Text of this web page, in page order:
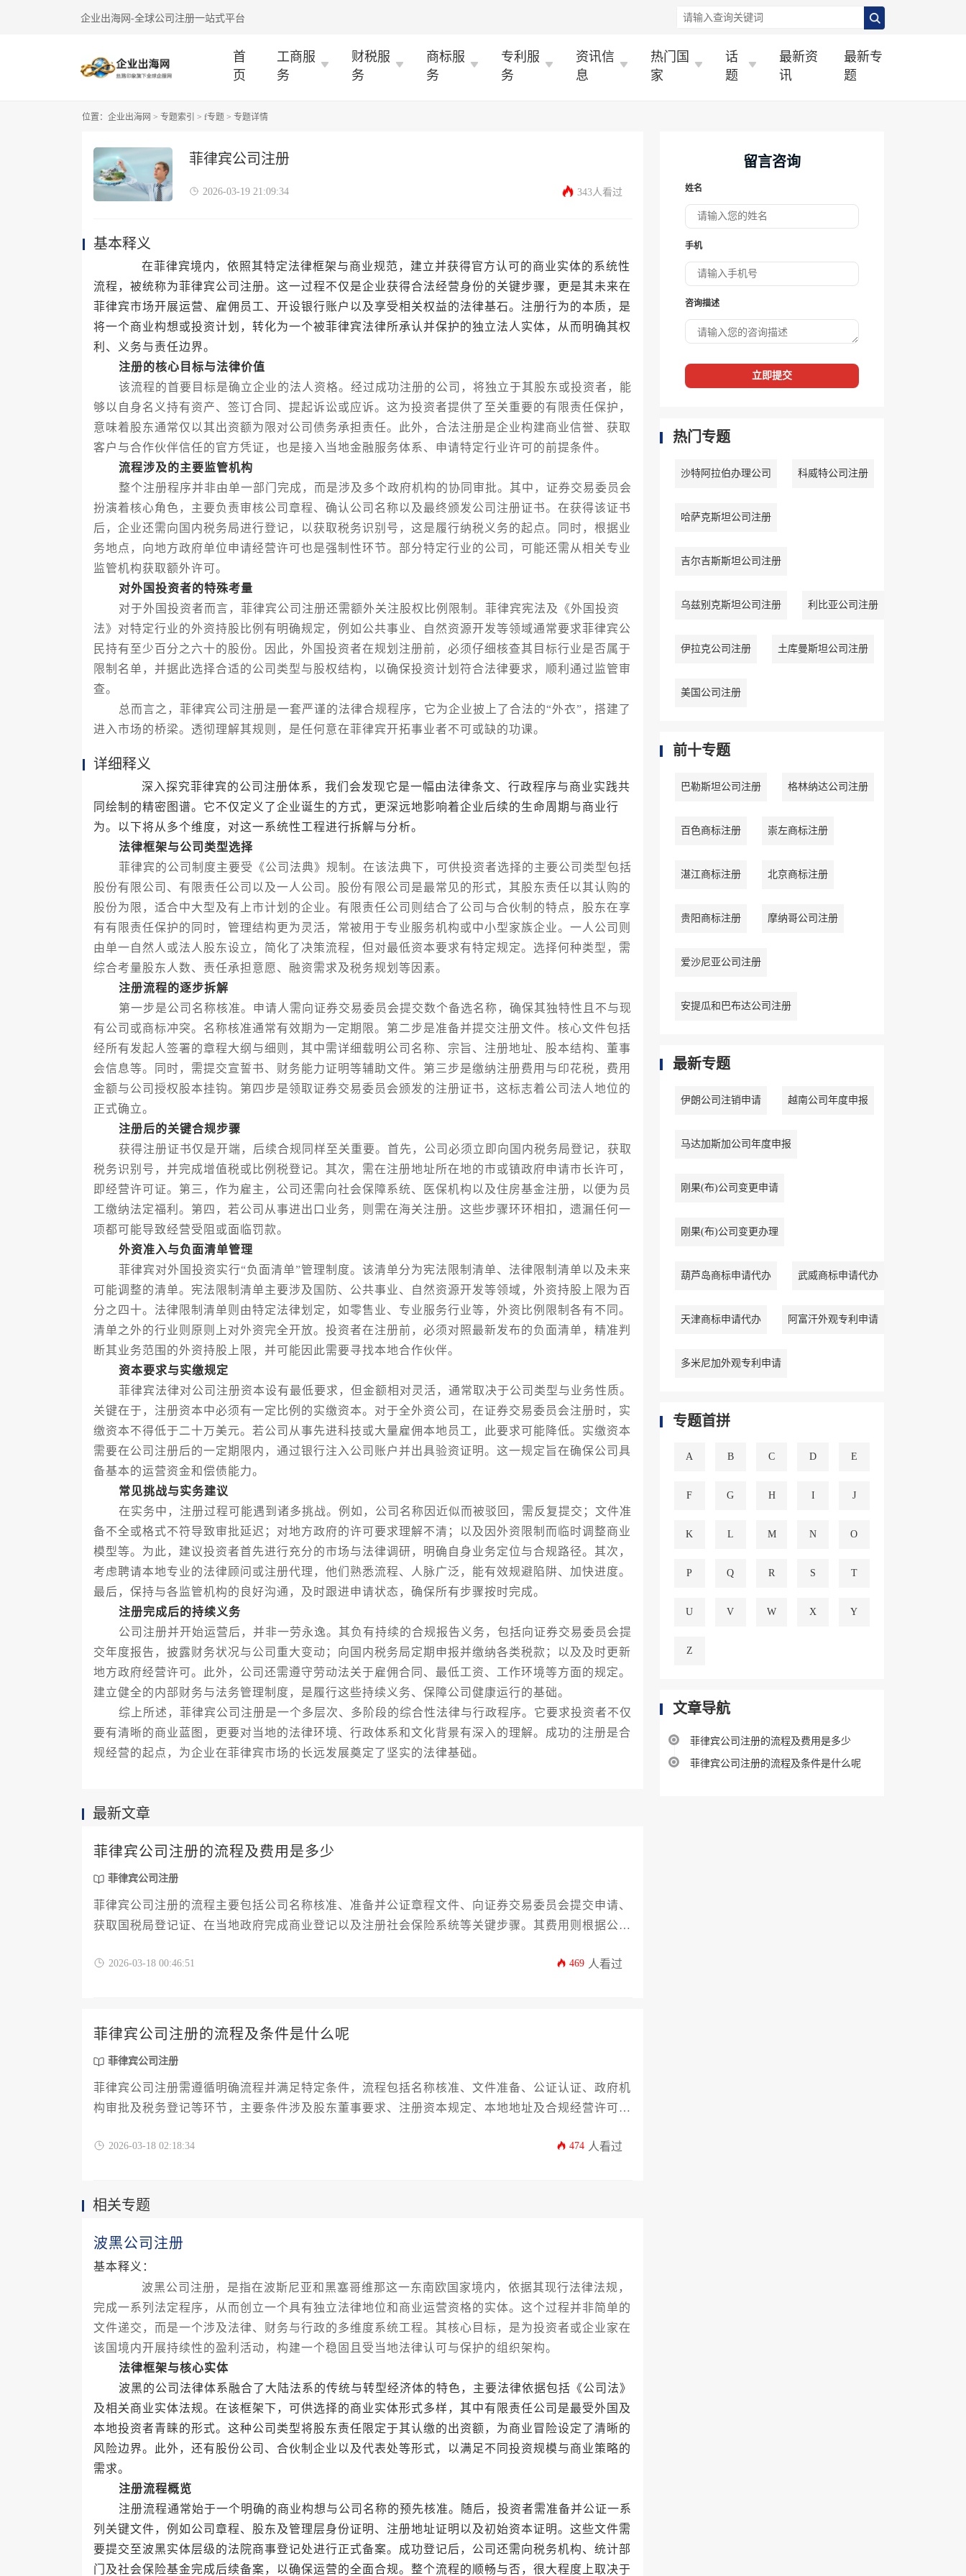
企业出海网-全球公司注册一站式平台
首
页
工商服
务
财税服
务
商标服
务
专利服
务
资讯信
息
热门国
家
话
题
最新资
讯
最新专
题
位置： 企业出海网 > 专题索引 > f专题 > 专题详情
菲律宾公司注册
2026-03-19 21:09:34 343人看过
基本释义
在菲律宾境内，依照其特定法律框架与商业规范，建立并获得官方认可的商业实体的系统性
流程，被统称为菲律宾公司注册。这一过程不仅是企业获得合法经营身份的关键步骤，更是其未来在
菲律宾市场开展运营、雇佣员工、开设银行账户以及享受相关权益的法律基石。注册行为的本质，是
将一个商业构想或投资计划，转化为一个被菲律宾法律所承认并保护的独立法人实体，从而明确其权
利、义务与责任边界。
注册的核心目标与法律价值
该流程的首要目标是确立企业的法人资格。经过成功注册的公司，将独立于其股东或投资者，能
够以自身名义持有资产、签订合同、提起诉讼或应诉。这为投资者提供了至关重要的有限责任保护，
意味着股东通常仅以其出资额为限对公司债务承担责任。此外，合法注册是企业构建商业信誉、获取
客户与合作伙伴信任的官方凭证，也是接入当地金融服务体系、申请特定行业许可的前提条件。
流程涉及的主要监管机构
整个注册程序并非由单一部门完成，而是涉及多个政府机构的协同审批。其中，证券交易委员会
扮演着核心角色，主要负责审核公司章程、确认公司名称以及最终颁发公司注册证书。在获得该证书
后，企业还需向国内税务局进行登记，以获取税务识别号，这是履行纳税义务的起点。同时，根据业
务地点，向地方政府单位申请经营许可也是强制性环节。部分特定行业的公司，可能还需从相关专业
监管机构获取额外许可。
对外国投资者的特殊考量
对于外国投资者而言，菲律宾公司注册还需额外关注股权比例限制。菲律宾宪法及《外国投资
法》对特定行业的外资持股比例有明确规定，例如公共事业、自然资源开发等领域通常要求菲律宾公
民持有至少百分之六十的股份。因此，外国投资者在规划注册前，必须仔细核查其目标行业是否属于
限制名单，并据此选择合适的公司类型与股权结构，以确保投资计划符合法律要求，顺利通过监管审
查。
总而言之，菲律宾公司注册是一套严谨的法律合规程序，它为企业披上了合法的“外衣”，搭建了
进入市场的桥梁。透彻理解其规则，是任何意在菲律宾开拓事业者不可或缺的功课。
详细释义
深入探究菲律宾的公司注册体系，我们会发现它是一幅由法律条文、行政程序与商业实践共
同绘制的精密图谱。它不仅定义了企业诞生的方式，更深远地影响着企业后续的生命周期与商业行
为。以下将从多个维度，对这一系统性工程进行拆解与分析。
法律框架与公司类型选择
菲律宾的公司制度主要受《公司法典》规制。在该法典下，可供投资者选择的主要公司类型包括
股份有限公司、有限责任公司以及一人公司。股份有限公司是最常见的形式，其股东责任以其认购的
股份为限，适合中大型及有上市计划的企业。有限责任公司则结合了公司与合伙制的特点，股东在享
有有限责任保护的同时，管理结构更为灵活，常被用于专业服务机构或中小型家族企业。一人公司则
由单一自然人或法人股东设立，简化了决策流程，但对最低资本要求有特定规定。选择何种类型，需
综合考量股东人数、责任承担意愿、融资需求及税务规划等因素。
注册流程的逐步拆解
第一步是公司名称核准。申请人需向证券交易委员会提交数个备选名称，确保其独特性且不与现
有公司或商标冲突。名称核准通常有效期为一定期限。第二步是准备并提交注册文件。核心文件包括
经所有发起人签署的章程大纲与细则，其中需详细载明公司名称、宗旨、注册地址、股本结构、董事
会信息等。同时，需提交宣誓书、财务能力证明等辅助文件。第三步是缴纳注册费用与印花税，费用
金额与公司授权股本挂钩。第四步是领取证券交易委员会颁发的注册证书，这标志着公司法人地位的
正式确立。
注册后的关键合规步骤
获得注册证书仅是开端，后续合规同样至关重要。首先，公司必须立即向国内税务局登记，获取
税务识别号，并完成增值税或比例税登记。其次，需在注册地址所在地的市或镇政府申请市长许可，
即经营许可证。第三，作为雇主，公司还需向社会保障系统、医保机构以及住房基金注册，以便为员
工缴纳法定福利。第四，若公司从事进出口业务，则需在海关注册。这些步骤环环相扣，遗漏任何一
项都可能导致经营受阻或面临罚款。
外资准入与负面清单管理
菲律宾对外国投资实行“负面清单”管理制度。该清单分为宪法限制清单、法律限制清单以及未来
可能调整的清单。宪法限制清单主要涉及国防、公共事业、自然资源开发等领域，外资持股上限为百
分之四十。法律限制清单则由特定法律划定，如零售业、专业服务行业等，外资比例限制各有不同。
清单之外的行业则原则上对外资完全开放。投资者在注册前，必须对照最新发布的负面清单，精准判
断其业务范围的外资持股上限，并可能因此需要寻找本地合作伙伴。
资本要求与实缴规定
菲律宾法律对公司注册资本设有最低要求，但金额相对灵活，通常取决于公司类型与业务性质。
关键在于，注册资本中必须有一定比例的实缴资本。对于全外资公司，在证券交易委员会注册时，实
缴资本不得低于二十万美元。若公司从事先进科技或大量雇佣本地员工，此要求可能降低。实缴资本
需要在公司注册后的一定期限内，通过银行注入公司账户并出具验资证明。这一规定旨在确保公司具
备基本的运营资金和偿债能力。
常见挑战与实务建议
在实务中，注册过程可能遇到诸多挑战。例如，公司名称因近似而被驳回，需反复提交；文件准
备不全或格式不符导致审批延迟；对地方政府的许可要求理解不清；以及因外资限制而临时调整商业
模型等。为此，建议投资者首先进行充分的市场与法律调研，明确自身业务定位与合规路径。其次，
考虑聘请本地专业的法律顾问或注册代理，他们熟悉流程、人脉广泛，能有效规避陷阱、加快进度。
最后，保持与各监管机构的良好沟通，及时跟进申请状态，确保所有步骤按时完成。
注册完成后的持续义务
公司注册并开始运营后，并非一劳永逸。其负有持续的合规报告义务，包括向证券交易委员会提
交年度报告，披露财务状况与公司重大变动；向国内税务局定期申报并缴纳各类税款；以及及时更新
地方政府经营许可。此外，公司还需遵守劳动法关于雇佣合同、最低工资、工作环境等方面的规定。
建立健全的内部财务与法务管理制度，是履行这些持续义务、保障公司健康运行的基础。
综上所述，菲律宾公司注册是一个多层次、多阶段的综合性法律与行政程序。它要求投资者不仅
要有清晰的商业蓝图，更要对当地的法律环境、行政体系和文化背景有深入的理解。成功的注册是合
规经营的起点，为企业在菲律宾市场的长远发展奠定了坚实的法律基础。
最新文章
菲律宾公司注册的流程及费用是多少
菲律宾公司注册
菲律宾公司注册的流程主要包括公司名称核准、准备并公证章程文件、向证券交易委员会提交申请、
获取国税局登记证、在当地政府完成商业登记以及注册社会保险系统等关键步骤。其费用则根据公司
2026-03-18 00:46:51 469 人看过
菲律宾公司注册的流程及条件是什么呢
菲律宾公司注册
菲律宾公司注册需遵循明确流程并满足特定条件，流程包括名称核准、文件准备、公证认证、政府机
构审批及税务登记等环节，主要条件涉及股东董事要求、注册资本规定、本地地址及合规经营许可
2026-03-18 02:18:34 474 人看过
相关专题
波黑公司注册
基本释义：
波黑公司注册，是指在波斯尼亚和黑塞哥维那这一东南欧国家境内，依据其现行法律法规，
完成一系列法定程序，从而创立一个具有独立法律地位和商业运营资格的实体。这个过程并非简单的
文件递交，而是一个涉及法律、财务与行政的多维度系统工程。其核心目标，是为投资者或企业家在
该国境内开展持续性的盈利活动，构建一个稳固且受当地法律认可与保护的组织架构。
法律框架与核心实体
波黑的公司法律体系融合了大陆法系的传统与转型经济体的特色，主要法律依据包括《公司法》
及相关商业实体法规。在该框架下，可供选择的商业实体形式多样，其中有限责任公司是最受外国及
本地投资者青睐的形式。这种公司类型将股东责任限定于其认缴的出资额，为商业冒险设定了清晰的
风险边界。此外，还有股份公司、合伙制企业以及代表处等形式，以满足不同投资规模与商业策略的
需求。
注册流程概览
注册流程通常始于一个明确的商业构想与公司名称的预先核准。随后，投资者需准备并公证一系
列关键文件，例如公司章程、股东及管理层身份证明、注册地址证明以及初始资本证明。这些文件需
要提交至波黑实体层级的法院商事登记处进行正式备案。成功登记后，公司还需向税务机构、统计部
门及社会保险基金完成后续备案，以确保运营的全面合规。整个流程的顺畅与否，很大程度上取决于
留言咨询
姓名
手机
咨询描述
立即提交
热门专题
沙特阿拉伯办理公司 科威特公司注册
哈萨克斯坦公司注册
吉尔吉斯斯坦公司注册
乌兹别克斯坦公司注册 利比亚公司注册
伊拉克公司注册 土库曼斯坦公司注册
美国公司注册
前十专题
巴勒斯坦公司注册 格林纳达公司注册
百色商标注册 崇左商标注册
湛江商标注册 北京商标注册
贵阳商标注册 摩纳哥公司注册
爱沙尼亚公司注册
安提瓜和巴布达公司注册
最新专题
伊朗公司注销申请 越南公司年度申报
马达加斯加公司年度申报
刚果(布)公司变更申请
刚果(布)公司变更办理
葫芦岛商标申请代办 武威商标申请代办
天津商标申请代办 阿富汗外观专利申请
多米尼加外观专利申请
专题首拼
A B C D E
F G H I J
K L M N O
P Q R S T
U V W X Y
Z
文章导航
菲律宾公司注册的流程及费用是多少
菲律宾公司注册的流程及条件是什么呢